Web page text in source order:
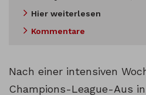
Hier weiterlesen
Kommentare
Nach einer intensiven
Champions-League-Aus